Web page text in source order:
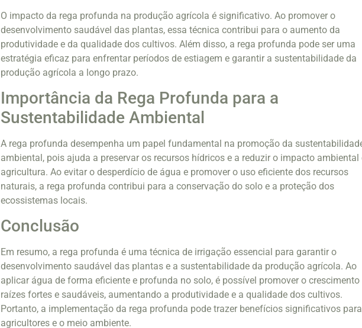
O impacto da rega profunda na produção agrícola é significativo. Ao promover o
desenvolvimento saudável das plantas, essa técnica contribui para o aumento da
produtividade e da qualidade dos cultivos. Além disso, a rega profunda pode ser uma
estratégia eficaz para enfrentar períodos de estiagem e garantir a sustentabilidade da
produção agrícola a longo prazo.
Importância da Rega Profunda para a
Sustentabilidade Ambiental
A rega profunda desempenha um papel fundamental na promoção da
ambiental, pois ajuda a preservar os recursos hídricos e a reduzir o impacto ambiental
agricultura. Ao evitar o desperdício de água e promover o uso eficiente dos recursos
naturais, a rega profunda contribui para a conservação do solo e a proteção dos
ecossistemas locais.
Conclusão
Em resumo, a rega profunda é uma técnica de irrigação essencial para garantir o
desenvolvimento saudável das plantas e a sustentabilidade da produção agrícola. Ao
aplicar água de forma eficiente e profunda no solo, é possível promover o crescimento
raízes fortes e saudáveis, aumentando a produtividade e a qualidade dos cultivos.
Portanto, a implementação da rega profunda pode trazer benefícios significativos
agricultores e o meio ambiente.